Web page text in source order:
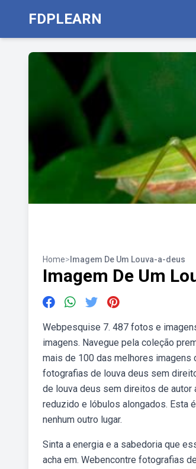
FDPLEARN
Home> Imagem De Um Louva-a-deus
Imagem De Um
Webpesquise 7. 487 fotos e
imagens. Navegue pela coleção
mais de 100 das melhores imagens
fotografias de louva deus sem
de louva deus sem direitos de autor
reduzido e lóbulos alongados. Esta
nenhum outro lugar.
Sinta a energia e a sabedoria que
acha em. Webencontre fotografias